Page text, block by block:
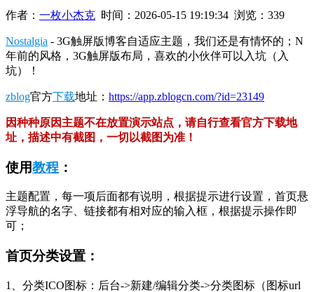
作者： 一枚小杰克 时间： 2026-05-15 19:19:34 浏览：339
Nostalgia - 3G触屏版博客自适应主题，我们还是有情怀的；N
年前的风格，3G触屏版布局，喜欢的小伙伴可以入坑（入
坑）！
zblog官方下载地址： https://app.zblogcn.com/?id=23149
因种种原因主题不在放置演示站点，请自行查看官方下载地
址，描述中有截图，一切以截图为准！
使用教程 ：
主题配置，每一项后面都有说明，根据提示进行设置，首页悬
浮导航的名字、链接都有相对应的输入框，根据提示操作即
可；
首页分类设置：
1、分类ICO图标：后台->新建/编辑分类->分类图标（图标url